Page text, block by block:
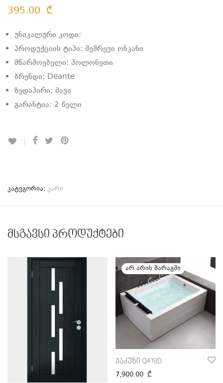
395.00 ₾
უნიკალური კოდი:
პროდუქციის ტიპი: შემრევი ონკანი
მწარმოებელი: პოლონეთი
ბრენდი: Deante
ზედაპირი: შავი
გარანტია: 2 წელი
კატეგორია: კარი
მსგავსი პროდუქტები
ჯაკუზი Q419D
7,900.00 ₾